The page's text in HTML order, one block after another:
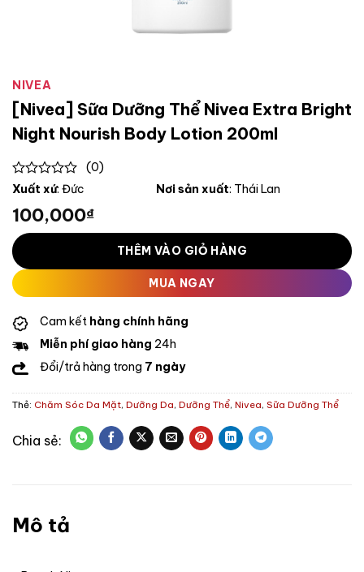
NIVEA
[Nivea] Sữa Dưỡng Thể Nivea Extra Bright
Night Nourish Body Lotion 200ml
0
of
5
(0)
Xuất xứ: Đức Nơi sản xuất: Thái Lan
100,000₫
THÊM VÀO GIỎ HÀNG
MUA NGAY
Cam kết hàng chính hãng
Miễn phí giao hàng 24h
Đổi/trả hàng trong 7 ngày
Thẻ: Chăm Sóc Da Mặt, Dưỡng Da, Dưỡng Thể, Nivea, Sữa Dưỡng Thể
Mô tả